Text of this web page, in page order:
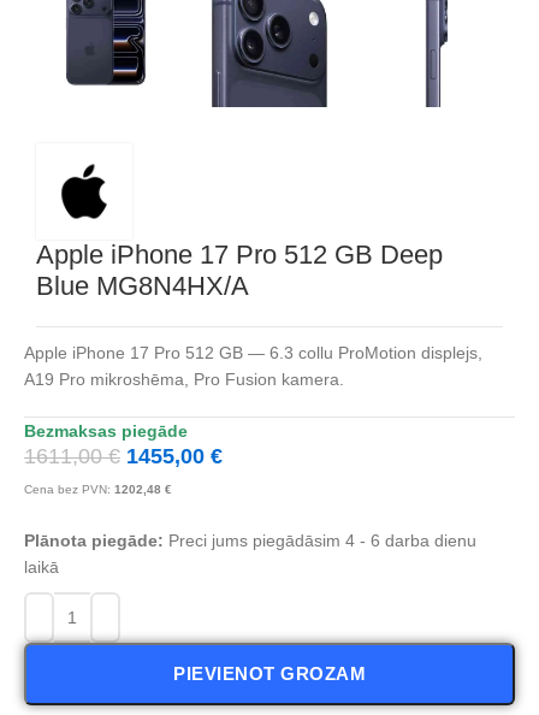
Apple iPhone 17 Pro 512 GB Deep
Blue MG8N4HX/A
Apple iPhone 17 Pro 512 GB — 6.3 collu ProMotion displejs,
A19 Pro mikroshēma, Pro Fusion kamera.
Bezmaksas piegāde
1611,00€ 1455,00 €
Cena bez PVN: 1202,48 €
Plānota piegāde: Preci jums piegādāsim 4 - 6 darba dienu
laikā
PIEVIENOT GROZAM